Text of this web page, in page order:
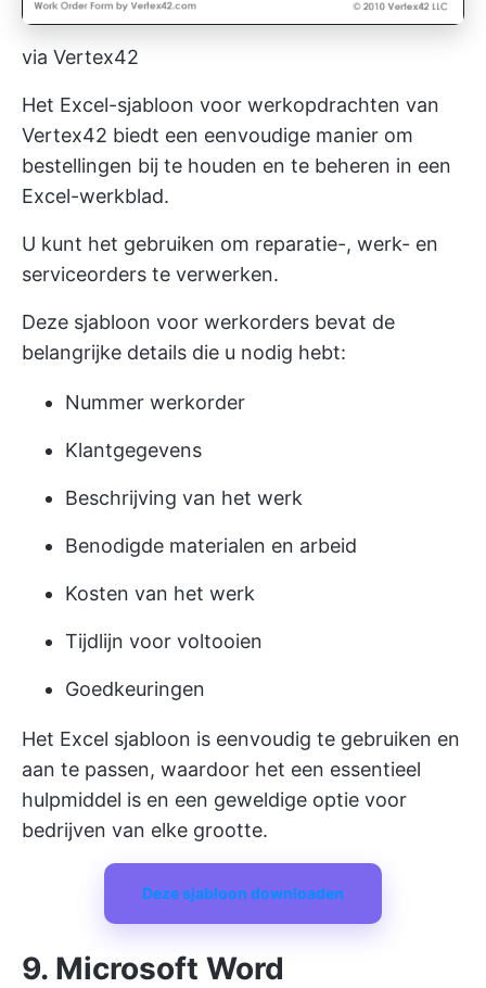
via Vertex42
Het Excel-sjabloon voor werkopdrachten van
Vertex42 biedt een eenvoudige manier om
bestellingen bij te houden en te beheren in een
Excel-werkblad.
U kunt het gebruiken om reparatie-, werk- en
serviceorders te verwerken.
Deze sjabloon voor werkorders bevat de
belangrijke details die u nodig hebt:
Nummer werkorder
Klantgegevens
Beschrijving van het werk
Benodigde materialen en arbeid
Kosten van het werk
Tijdlijn voor voltooien
Goedkeuringen
Het Excel sjabloon is eenvoudig te gebruiken en
aan te passen, waardoor het een essentieel
hulpmiddel is en een geweldige optie voor
bedrijven van elke grootte.
Deze sjabloon downloaden
9. Microsoft Word